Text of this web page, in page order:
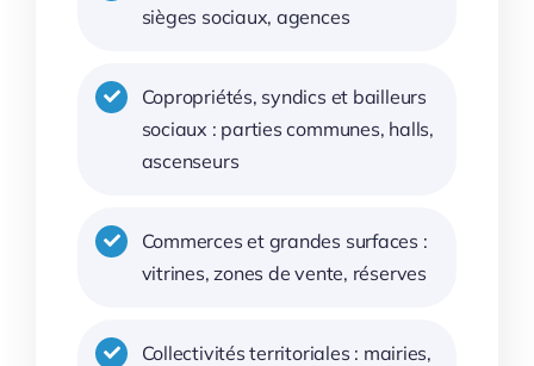
sièges sociaux, agences
Copropriétés, syndics et bailleurs
sociaux : parties communes, halls,
ascenseurs
Commerces et grandes surfaces :
vitrines, zones de vente, réserves
Collectivités territoriales : mairies,